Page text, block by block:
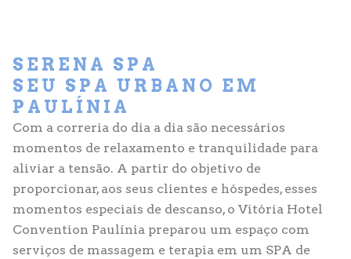
SERENA SPA
SEU SPA URBANO EM
PAULÍNIA
Com a correria do dia a dia são necessários
momentos de relaxamento e tranquilidade para
aliviar a tensão. A partir do objetivo de
proporcionar, aos seus clientes e hóspedes, esses
momentos especiais de descanso, o Vitória Hotel
Convention Paulínia preparou um espaço com
serviços de massagem e terapia em um SPA de